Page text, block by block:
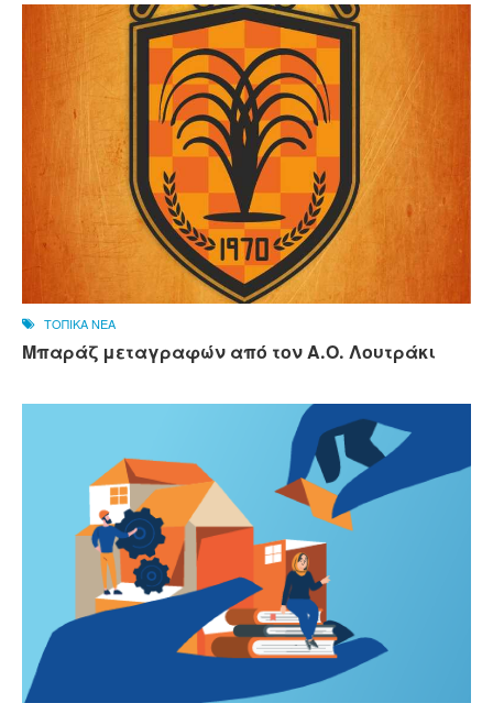
ΤΟΠΙΚΑ ΝΕΑ
Μπαράζ μεταγραφών από τον Α.Ο. Λουτράκι